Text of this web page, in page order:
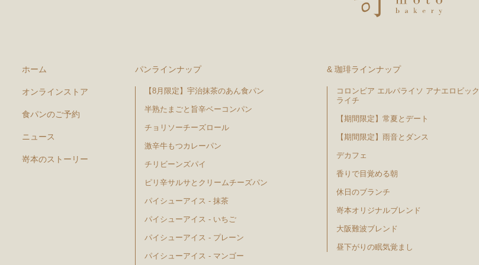
ホーム
オンラインストア
食パンのご予約
ニュース
嵜本のストーリー
パンラインナップ
【8月限定】宇治抹茶のあん食パン
半熟たまごと旨辛ベーコンパン
チョリソーチーズロール
激辛牛もつカレーパン
チリビーンズパイ
ピリ辛サルサとクリームチーズパン
パイシューアイス - 抹茶
パイシューアイス - いちご
パイシューアイス - プレーン
パイシューアイス - マンゴー
& 珈琲ラインナップ
コロンビア エルパライソ アナエロビック
ライチ
【期間限定】常夏とデート
【期間限定】雨音とダンス
デカフェ
香りで目覚める朝
休日のブランチ
嵜本オリジナルブレンド
大阪難波ブレンド
昼下がりの眠気覚まし